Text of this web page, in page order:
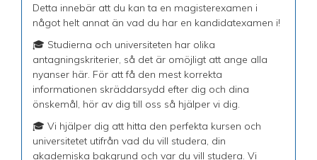
Detta innebär att du kan ta en magisterexamen i
något helt annat än vad du har en kandidatexamen i!
🎓 Studierna och universiteten har olika
antagningskriterier, så det är omöjligt att ange alla
nyanser här. För att få den mest korrekta
informationen skräddarsydd efter dig och dina
önskemål, hör av dig till oss så hjälper vi dig.
🎓 Vi hjälper dig att hitta den perfekta kursen och
universitetet utifrån vad du vill studera, din
akademiska bakgrund och var du vill studera. Vi